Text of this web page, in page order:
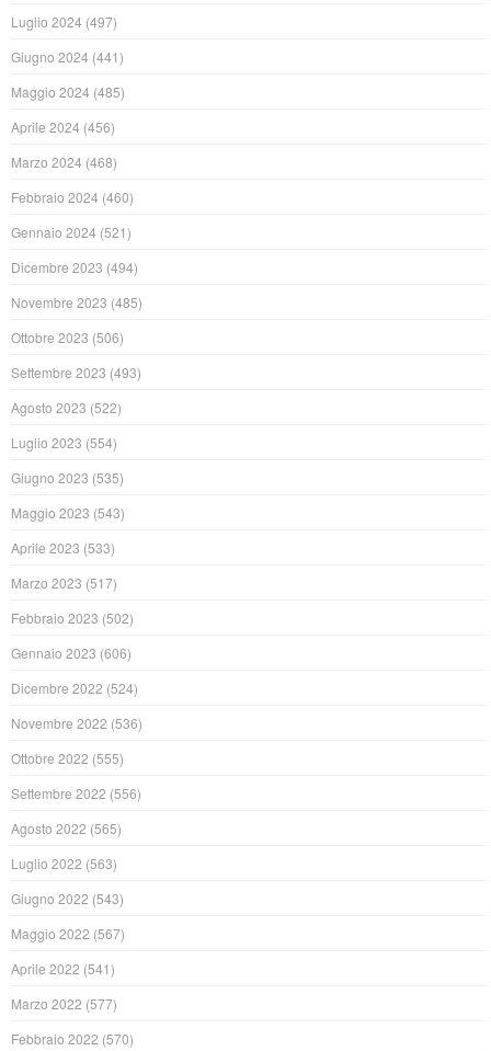
Luglio 2024 (497)
Giugno 2024 (441)
Maggio 2024 (485)
Aprile 2024 (456)
Marzo 2024 (468)
Febbraio 2024 (460)
Gennaio 2024 (521)
Dicembre 2023 (494)
Novembre 2023 (485)
Ottobre 2023 (506)
Settembre 2023 (493)
Agosto 2023 (522)
Luglio 2023 (554)
Giugno 2023 (535)
Maggio 2023 (543)
Aprile 2023 (533)
Marzo 2023 (517)
Febbraio 2023 (502)
Gennaio 2023 (606)
Dicembre 2022 (524)
Novembre 2022 (536)
Ottobre 2022 (555)
Settembre 2022 (556)
Agosto 2022 (565)
Luglio 2022 (563)
Giugno 2022 (543)
Maggio 2022 (567)
Aprile 2022 (541)
Marzo 2022 (577)
Febbraio 2022 (570)